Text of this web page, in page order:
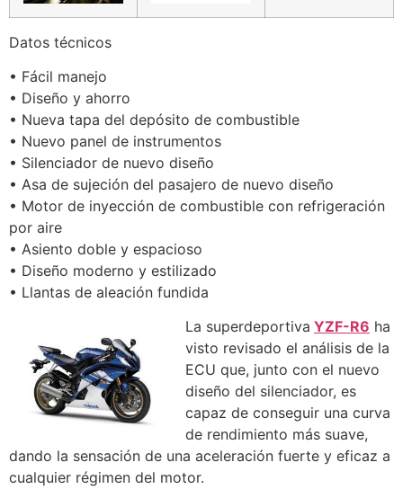
Datos técnicos
• Fácil manejo
• Diseño y ahorro
• Nueva tapa del depósito de combustible
• Nuevo panel de instrumentos
• Silenciador de nuevo diseño
• Asa de sujeción del pasajero de nuevo diseño
• Motor de inyección de combustible con refrigeración
por aire
• Asiento doble y espacioso
• Diseño moderno y estilizado
• Llantas de aleación fundida
La superdeportiva YZF-R6 ha
visto revisado el análisis de la
ECU que, junto con el nuevo
diseño del silenciador, es
capaz de conseguir una curva
de rendimiento más suave,
dando la sensación de una aceleración fuerte y eficaz a
cualquier régimen del motor.